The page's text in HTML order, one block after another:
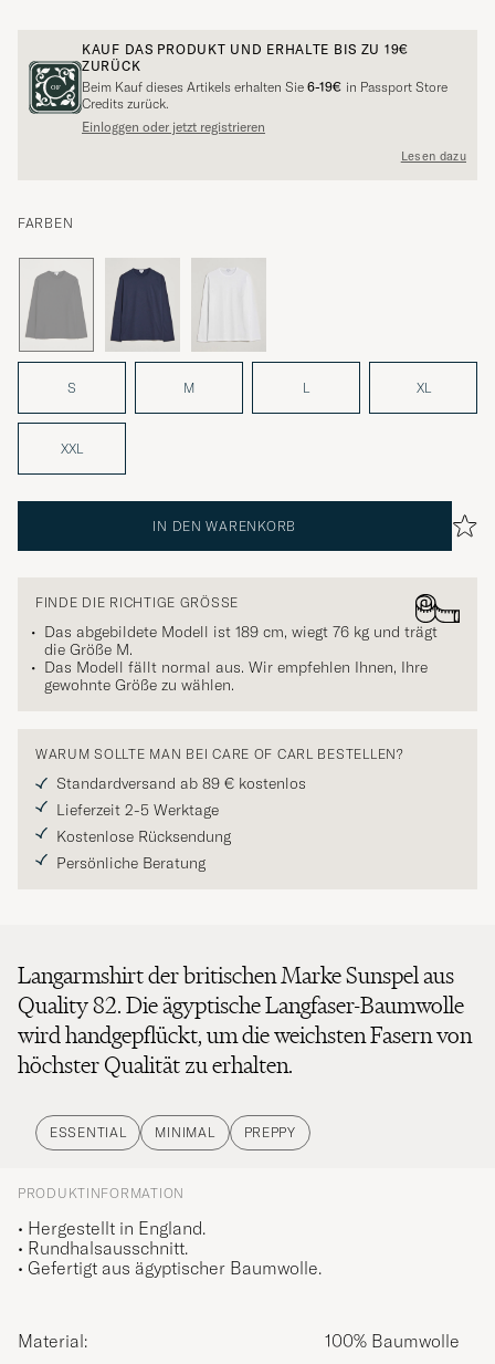
KAUF DAS PRODUKT UND ERHALTE BIS ZU 19€
ZURÜCK
Beim Kauf dieses Artikels erhalten Sie 6-19€ in Passport Store
Credits zurück.
Einloggen oder jetzt registrieren
Lesen dazu
FARBEN
S M L XL
XXL
IN DEN WARENKORB
FINDE DIE RICHTIGE GRÖSSE
Das abgebildete Modell ist 189 cm, wiegt 76 kg und trägt
die Größe M.
Das Modell fällt normal aus. Wir empfehlen Ihnen, Ihre
gewohnte Größe zu wählen.
WARUM SOLLTE MAN BEI CARE OF CARL BESTELLEN?
Standardversand ab 89 € kostenlos
Lieferzeit 2-5 Werktage
Kostenlose Rücksendung
Persönliche Beratung
Langarmshirt der britischen Marke Sunspel aus
Quality 82. Die ägyptische Langfaser-Baumwolle
wird handgepflückt, um die weichsten Fasern von
höchster Qualität zu erhalten.
ESSENTIAL MINIMAL PREPPY
PRODUKTINFORMATION
• Hergestellt in England.
• Rundhalsausschnitt.
• Gefertigt aus ägyptischer Baumwolle.
Material: 100% Baumwolle